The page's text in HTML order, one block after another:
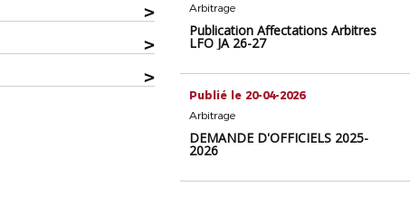
>
>
>
Arbitrage
Publication Affectations Arbitres
LFO JA 26-27
Publié le 20-04-2026
Arbitrage
DEMANDE D'OFFICIELS 2025-
2026